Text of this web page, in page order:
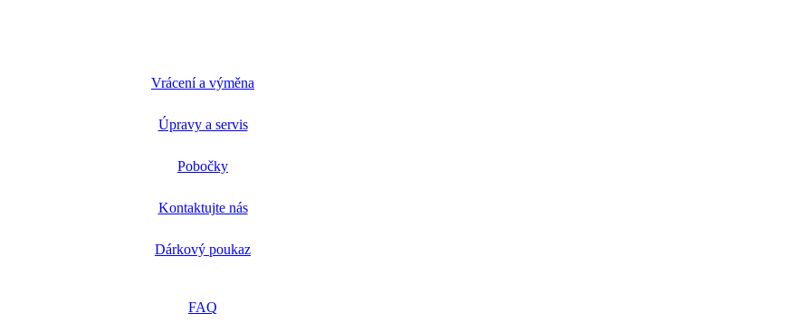
Vrácení a výměna
Úpravy a servis
Pobočky
Kontaktujte nás
Dárkový poukaz
FAQ